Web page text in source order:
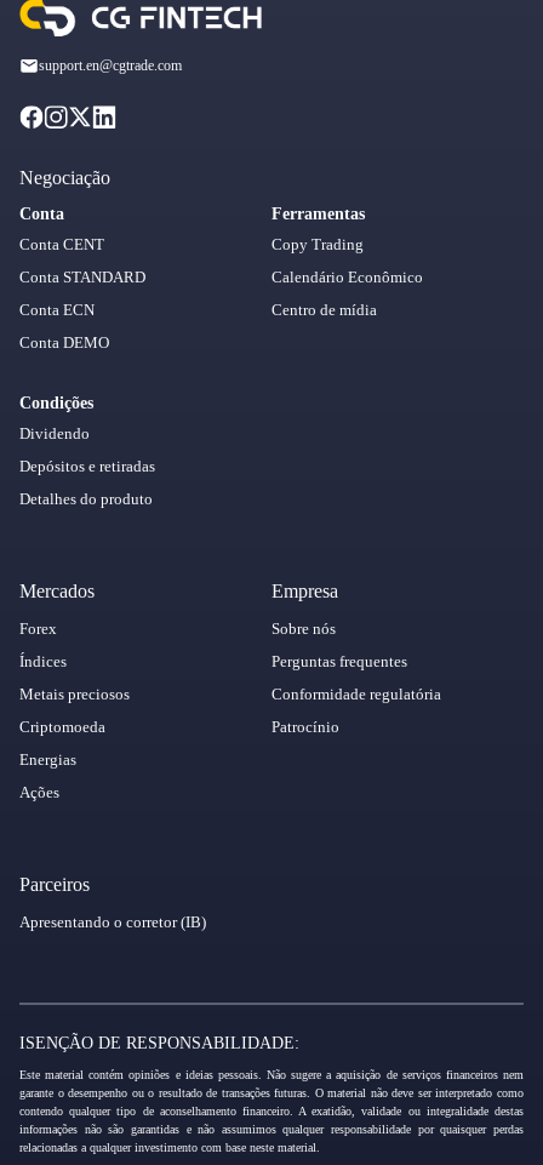
support.en@cgtrade.com
Negociação
Conta
Conta CENT
Conta STANDARD
Conta ECN
Conta DEMO
Condições
Dividendo
Depósitos e retiradas
Detalhes do produto
Ferramentas
Copy Trading
Calendário Econômico
Centro de mídia
Mercados
Forex
Índices
Metais preciosos
Criptomoeda
Energias
Ações
Empresa
Sobre nós
Perguntas frequentes
Conformidade regulatória
Patrocínio
Parceiros
Apresentando o corretor (IB)
ISENÇÃO DE RESPONSABILIDADE:
Este material contém opiniões e ideias pessoais. Não sugere a aquisição de serviços financeiros nem
garante o desempenho ou o resultado de transações futuras. O material não deve ser interpretado como
contendo qualquer tipo de aconselhamento financeiro. A exatidão, validade ou integralidade destas
informações não são garantidas e não assumimos qualquer responsabilidade por quaisquer perdas
relacionadas a qualquer investimento com base neste material.